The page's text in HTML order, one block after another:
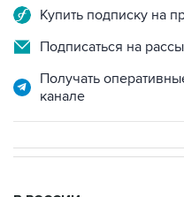
Подписаться на
Получать